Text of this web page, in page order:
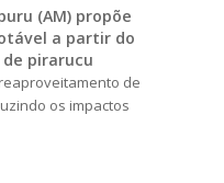
(AM) propõe
a partir do
pirarucu
de
os impactos